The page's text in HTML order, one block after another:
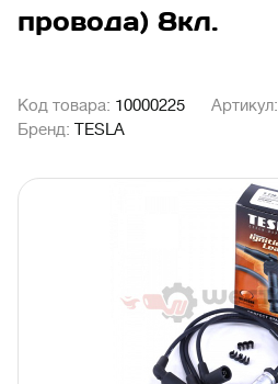
провода) 8кл.
Код товара: 10000225 Артикул:
Бренд: TESLA